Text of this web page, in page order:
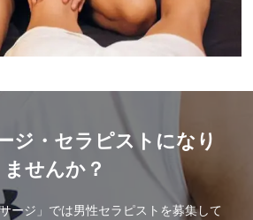
ジ・セラピストになり
ませんか？
ージ」では男性セラピストを募集して